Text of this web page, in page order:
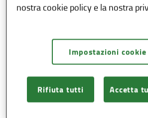
Con decreto n. 14236, del 03/
dati relativi agli
dai gestori dei complessi IPPC
prescrizioni contenute nel
di Monitoraggio" delle
Integrate Ambientali.
nostra cookie policy e la nostra
Impostazioni cookie
Rifiuta tutti Accetta